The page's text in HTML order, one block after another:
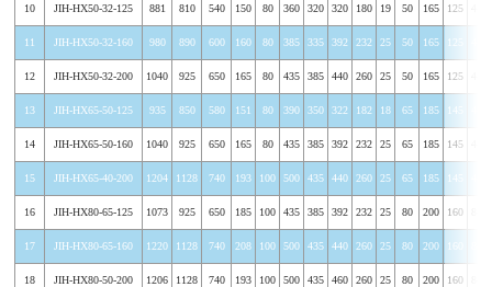
10 JIH-HX50-32-125 881 810 540 150 80 360 320 320 180 19 50 165 125
11 JIH-HX50-32-160 980 890 600 160 80 385 335 392 232 25 50 165 125
12 JIH-HX50-32-200 1040 925 650 165 80 435 385 440 260 25 50 165 125
13 JIH-HX65-50-125 935 850 580 151 80 390 350 322 182 18 65 185 145
14 JIH-HX65-50-160 1040 925 650 165 80 435 385 392 232 25 65 185 145
15 JIH-HX65-40-200 1204 1128 740 193 100 500 435 440 260 25 65 185 145
16 JIH-HX80-65-125 1073 925 650 185 100 435 385 392 232 25 80 200 160
17 JIH-HX80-65-160 1220 1128 740 208 100 500 435 440 260 25 80 200 160
18 JIH-HX80-50-200 1206 1128 740 193 100 500 435 460 260 25 80 200 160